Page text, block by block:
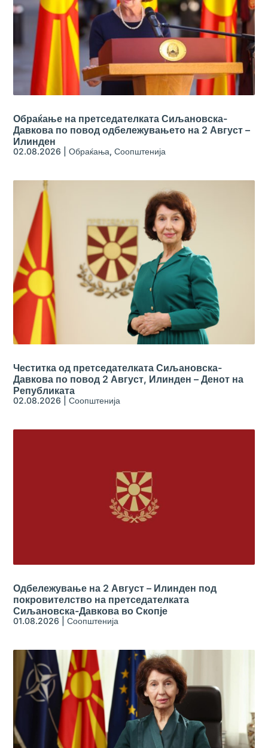
Обраќање на претседателката Сиљановска-
Давкова по повод одбележувањето на 2 Август –
Илинден
02.08.2026 |Обраќања,Соопштенија
Честитка од претседателката Сиљановска-
Давкова по повод 2 Август, Илинден – Денот на
Републиката
02.08.2026 |Соопштенија
Одбележување на 2 Август – Илинден под
покровителство на претседателката
Сиљановска-Давкова во Скопје
01.08.2026 |Соопштенија